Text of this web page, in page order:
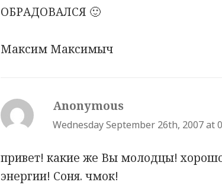
ОБРАДОВАЛСЯ 🙂
Максим Максимыч
Anonymous
a
s
Wednesday September 26th, 2007 at
привет! какие же Вы молодцы!
энергии! Соня. чмок!